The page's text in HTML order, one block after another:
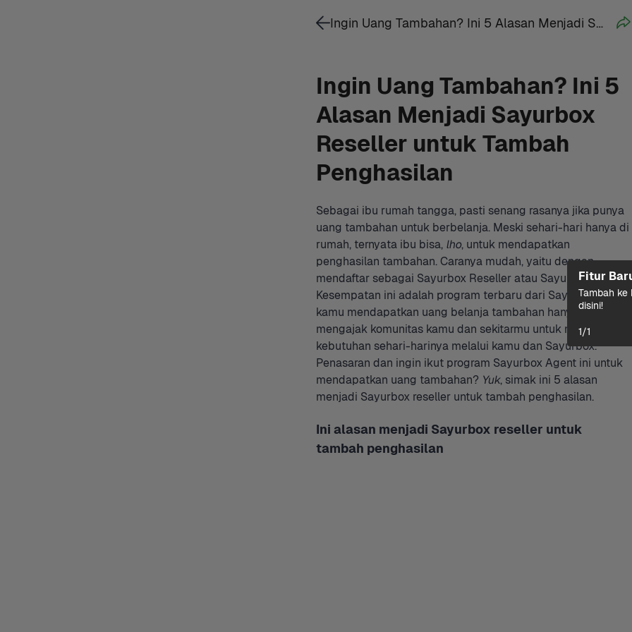
Ingin Uang Tambahan? Ini 5
Alasan Menjadi Sayurbox
Reseller untuk Tambah
Penghasilan
Sebagai ibu rumah tangga, pasti senang rasanya jika punya
uang tambahan untuk berbelanja. Meski sehari-hari hanya di
rumah, ternyata ibu bisa, lho, untuk mendapatkan
penghasilan tambahan. Caranya mudah, yaitu dengan
mendaftar sebagai Sayurbox Reseller atau Sayurbox Agent.
Kesempatan ini adalah program terbaru dari Sayurbox untuk
kamu mendapatkan uang belanja tambahan hanya dengan
mengajak komunitas kamu dan sekitarmu untuk memenuhi
kebutuhan sehari-harinya melalui kamu dan Sayurbox.
Penasaran dan ingin ikut program Sayurbox Agent ini untuk
mendapatkan uang tambahan? Yuk, simak ini 5 alasan
menjadi Sayurbox reseller untuk tambah penghasilan.
Ini alasan menjadi Sayurbox reseller untuk
tambah penghasilan
Ingin Uang Tambahan? Ini 5 Alasan Menjadi Sayurbox Reseller untuk Tambah Penghasilan
Fitur
Tambah ke
disini!
1/1